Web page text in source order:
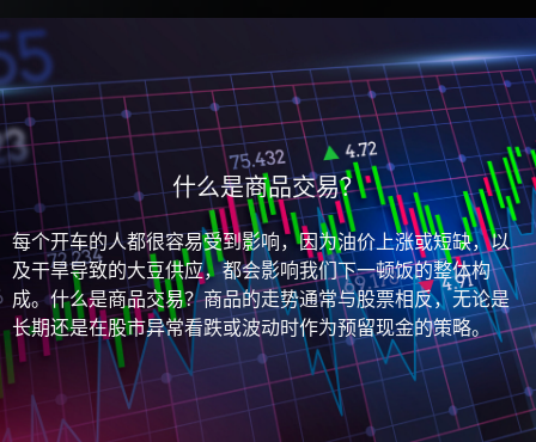
什么是商品交易？
每个开车的人都很容易受到影响，因为油价上涨或短缺，以
及干旱导致的大豆供应，都会影响我们下一顿饭的整体构
成。什么是商品交易？商品的走势通常与股票相反，无论是
长期还是在股市异常看跌或波动时作为预留现金的策略。